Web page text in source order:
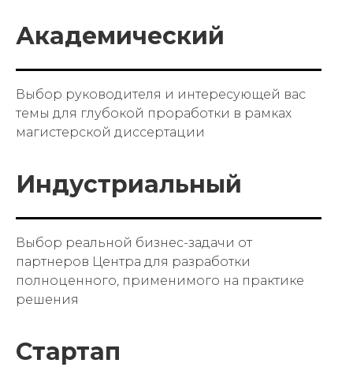
Академический
Выбор руководителя и интересующей вас
темы для глубокой проработки в рамках
магистерской диссертации
Индустриальный
Выбор реальной бизнес-задачи от
партнеров Центра для разработки
полноценного, применимого на практике
решения
Стартап